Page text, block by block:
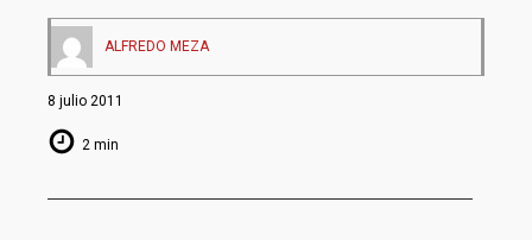
ALFREDO MEZA
8 julio 2011
2 min